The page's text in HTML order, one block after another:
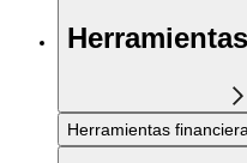
Herramientas